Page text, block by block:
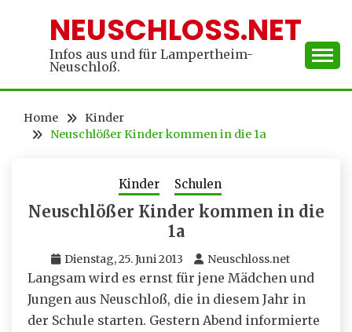
NEUSCHLOSS.NET
Infos aus und für Lampertheim-
Neuschloß.
Home
Kinder
Neuschlößer Kinder kommen in die 1a
Kinder Schulen
Neuschlößer Kinder kommen in die
1a
Dienstag, 25. Juni 2013 Neuschloss.net
Langsam wird es ernst für jene Mädchen und
Jungen aus Neuschloß, die in diesem Jahr in
der Schule starten. Gestern Abend informierte